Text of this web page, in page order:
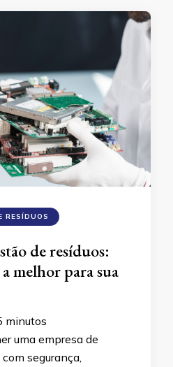
RESÍDUOS
de resíduos:
melhor para sua
minutos
uma empresa de
segurança,